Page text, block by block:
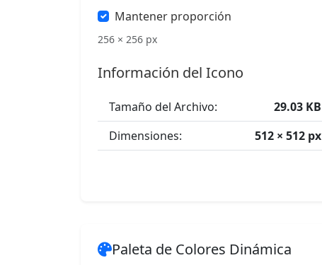
Mantener proporción
256 × 256 px
Información del Icono
Tamaño del Archivo:
29.03 KB
Dimensiones:
512 × 512 px
Paleta de Colores Dinámica